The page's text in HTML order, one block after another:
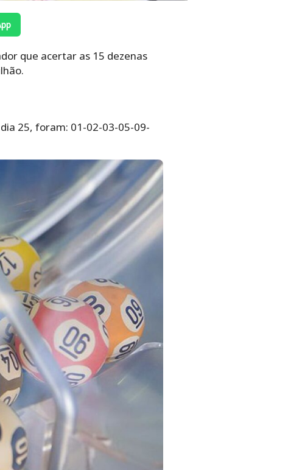
que acertar as 15 dezenas
25, foram: 01-02-03-05-09-